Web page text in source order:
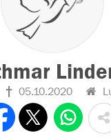
05.10.2020